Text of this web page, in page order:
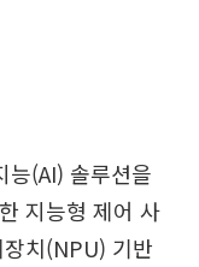
능(AI) 솔루션을
지능형 제어 사
치(NPU) 기반